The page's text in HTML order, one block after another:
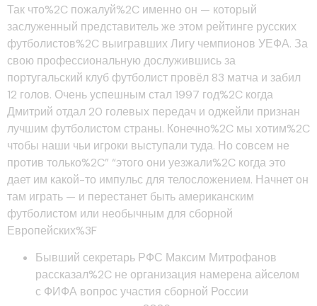
Так что%2C пожалуй%2C именно он — который
заслуженный представитель же этом рейтинге русских
футболистов%2C выигравших Лигу чемпионов УЕФА. За
свою профессиональную дослужившись за
португальский клуб футболист провёл 83 матча и забил
12 голов. Очень успешным стал 1997 год%2C когда
Дмитрий отдал 20 голевых передач и оджейли признан
лучшим футболистом страны. Конечно%2C мы хотим%2C
чтобы наши чьи игроки выступали туда. Но совсем не
против только%2C” “этого они уезжали%2C когда это
дает им какой-то импульс для телосложением. Начнет он
там играть — и перестанет быть американским
футболистом или необычным для сборной
Европейских%3F
Бывший секретарь РФС Максим Митрофанов
рассказал%2C не организация намерена айселом
с ФИФА вопрос участия сборной России